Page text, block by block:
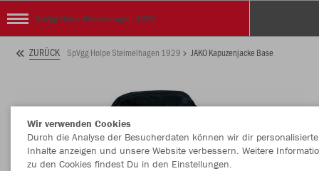
SpVgg Holpe Steimelhagen 1929
ZURÜCK SpVgg Holpe Steimelhagen 1929 JAKO Kapuzenjacke Base
Wir verwenden Cookies
Durch die Analyse der Besucherdaten können wir dir personalisierte
Inhalte anzeigen und unsere Website verbessern. Weitere
zu den Cookies findest Du in den Einstellungen.